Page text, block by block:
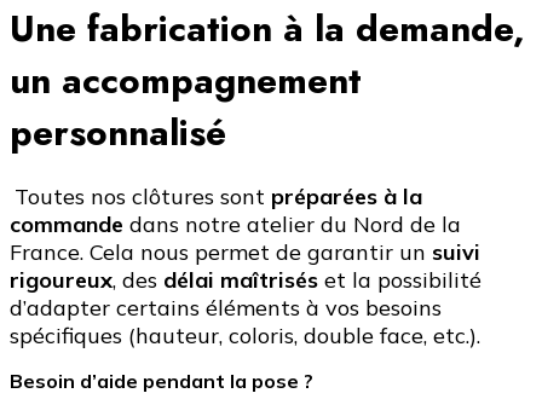
Une fabrication à la demande,
un accompagnement
personnalisé
Toutes nos clôtures sont préparées à la
commande dans notre atelier du Nord de la
France. Cela nous permet de garantir un suivi
rigoureux, des délai maîtrisés et la possibilité
d’adapter certains éléments à vos besoins
spécifiques (hauteur, coloris, double face, etc.).
Besoin d’aide pendant la pose ?